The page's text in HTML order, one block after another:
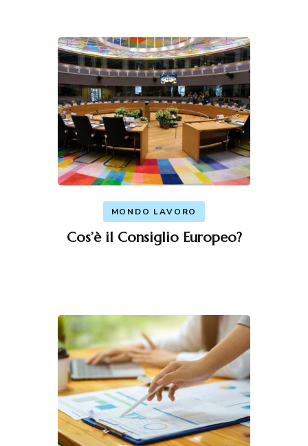
MONDO LAVORO
Cos’è il Consiglio Europeo?